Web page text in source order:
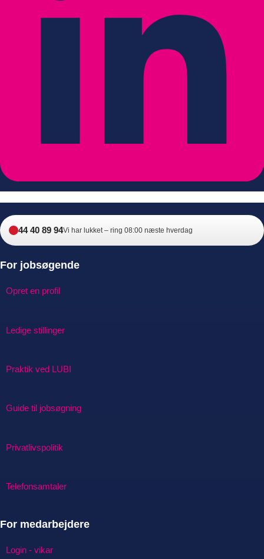
44 40 89 94Vi har lukket – ring 08:00 næste hverdag
For jobsøgende
Opret en profil
Ledige stillinger
Praktik ved LUBI
Guide til jobsøgning
Privatlivspolitik
Telefonsamtaler
For medarbejdere
Login - vikar